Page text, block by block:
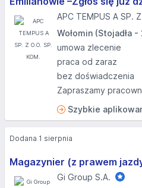
APC TEMPUS A SP.
Wołomin (Stojadła -
umowa zlecenie
praca od zaraz
bez doświadczenia
Zapraszamy
Szybkie
Magazynier (z prawem
Gi Group S.A.
Dodana 1 sierpnia